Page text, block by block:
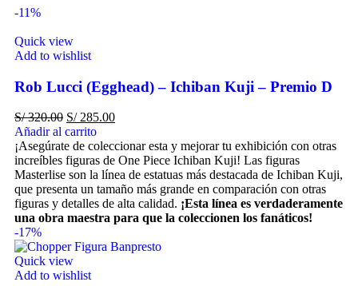
-11%
Quick view
Add to wishlist
Rob Lucci (Egghead) – Ichiban Kuji – Premio D
S/320.00 S/285.00
Añadir al carrito
¡Asegúrate de coleccionar esta y mejorar tu exhibición con otras
increíbles figuras de One Piece Ichiban Kuji! Las figuras
Masterlise son la línea de estatuas más destacada de Ichiban Kuji,
que presenta un tamaño más grande en comparación con otras
figuras y detalles de alta calidad. ¡Esta línea es verdaderamente
una obra maestra para que la coleccionen los fanáticos!
-17%
Quick view
Add to wishlist